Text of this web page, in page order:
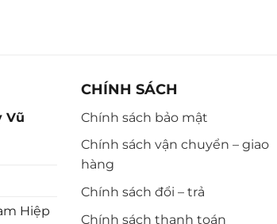
Vũ
Hiệp
CHÍNH SÁCH
Chính sách bảo mật
Chính sách vận chuyển – giao
hàng
Chính sách đổi – trả
Chính sách thanh toán